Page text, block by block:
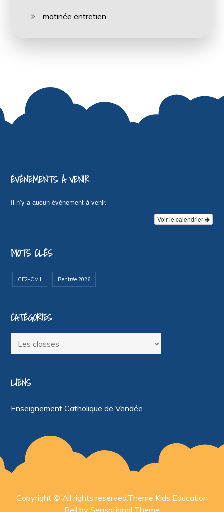
matinée entretien
ÉVÉNEMENTS À VENIR
Il n’y a aucun évènement à venir.
Voir le calendrier
MOTS CLÉS
CE2-CM1 Rentrée 2026
CATÉGORIES
Catégories
LIENS
Enseignement Catholique de Vendée
Copyright © All rights reserved.Theme Kids Education